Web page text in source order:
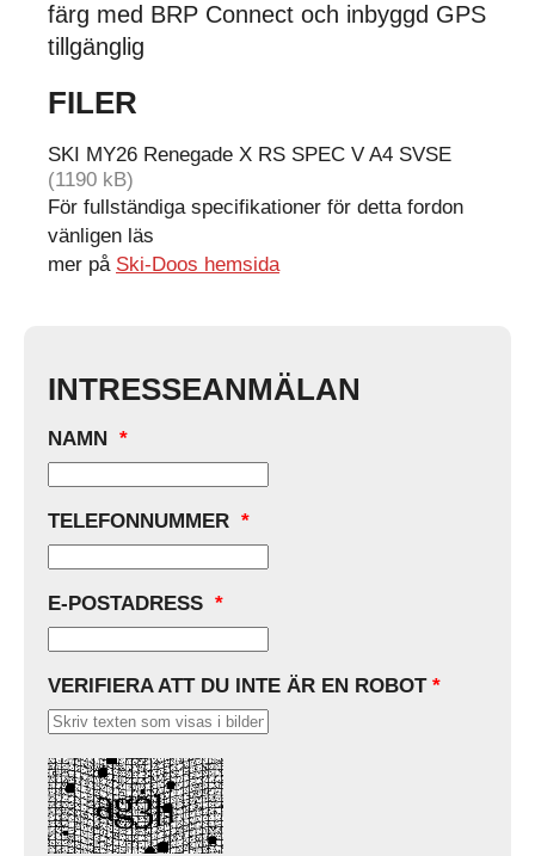
färg med BRP Connect och inbyggd GPS
tillgänglig
FILER
SKI MY26 Renegade X RS SPEC V A4 SVSE
(1190 kB)
För fullständiga specifikationer för detta fordon
vänligen läs
mer på Ski-Doos hemsida
INTRESSEANMÄLAN
NAMN *
TELEFONNUMMER *
E-POSTADRESS *
VERIFIERA ATT DU INTE ÄR EN ROBOT *